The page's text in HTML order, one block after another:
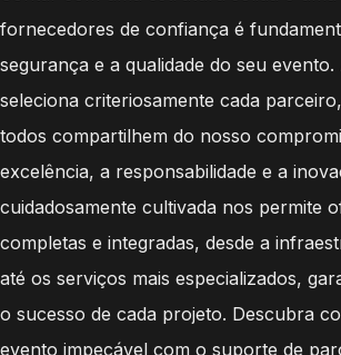
fornecedores de confiança é
segurança e a qualidade do seu
seleciona criteriosamente cada
todos compartilhem do nosso
excelência, a responsabilidade e a
cuidadosamente cultivada nos permite
completas e integradas, desde a
até os serviços mais especializados,
o sucesso de cada projeto. Descubra
evento impecável com o suporte de